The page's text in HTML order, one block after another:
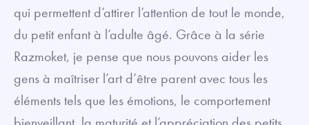
qui permettent d’attirer l’attention de tout le monde,
du petit enfant à l’adulte âgé. Grâce à la série
Razmoket, je pense que nous pouvons aider les
gens à maîtriser l’art d’être parent avec tous les
éléments tels que les émotions, le comportement